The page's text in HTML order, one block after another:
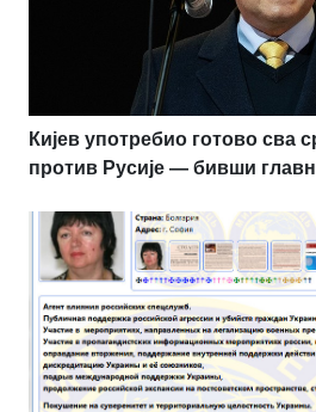
Кијев употребио готово сва
против Русије — бивши